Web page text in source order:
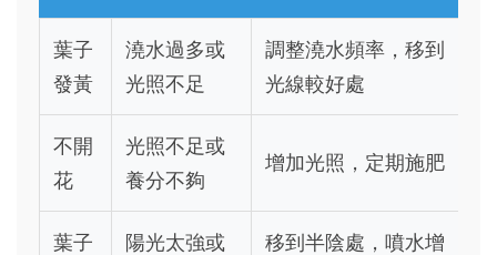
葉子
發黃
澆水過多或
光照不足
調整澆水頻率，移到
光線較好處
不開
花
光照不足或
養分不夠
增加光照，定期施肥
葉子
陽光太強或
移到半陰處，噴水增